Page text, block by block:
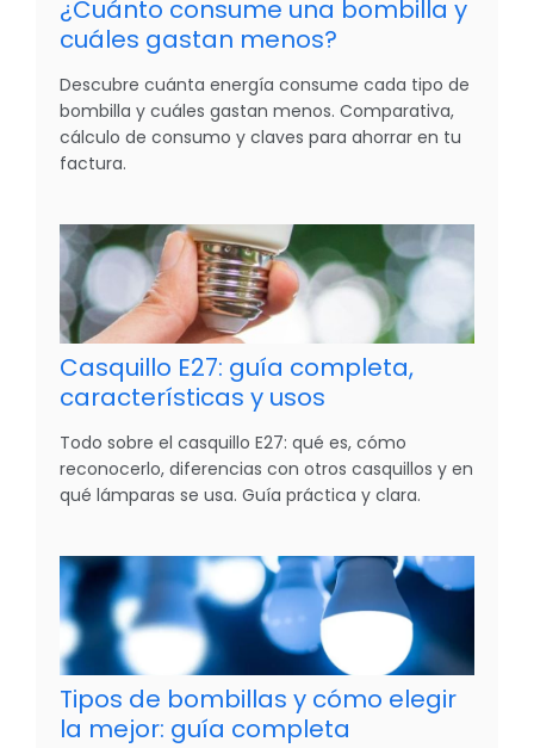
¿Cuánto consume una bombilla y
cuáles gastan menos?
Descubre cuánta energía consume cada tipo de
bombilla y cuáles gastan menos. Comparativa,
cálculo de consumo y claves para ahorrar en tu
factura.
Casquillo E27: guía completa,
características y usos
Todo sobre el casquillo E27: qué es, cómo
reconocerlo, diferencias con otros casquillos y en
qué lámparas se usa. Guía práctica y clara.
Tipos de bombillas y cómo elegir
la mejor: guía completa